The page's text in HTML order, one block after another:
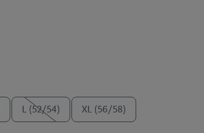
L (52/54) XL (56/58)